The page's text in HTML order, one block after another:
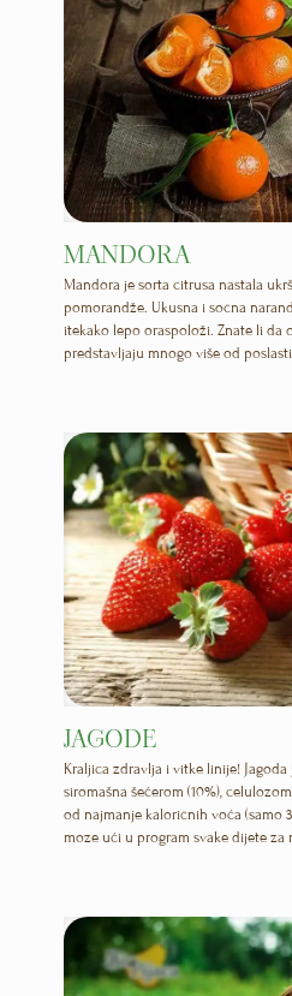
MANDORA
Mandora je sorta citrusa nastala
pomorandže. Ukusna i sočna
itekako lepo oraspoloži. Znate li da
predstavljaju mnogo više od
JAGODE
Kraljica zdravlja i vitke linije! Jagoda
siromašna šećerom (10%),
od najmanje kaloričnih voća (samo
moze ući u program svake dijete za